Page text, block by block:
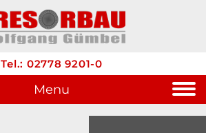
Tel.: 02778 9201-0
Menu